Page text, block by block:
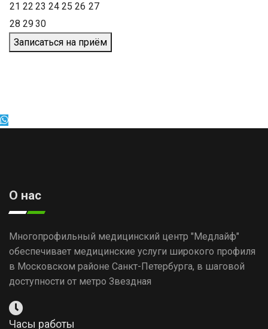
21 22 23 24 25 26 27
28 2930
Записаться на приём
О нас
Многопрофильный медицинский центр "Медлайф"
обеспечивает медицинские услуги широкого профиля
в Московском районе Санкт-Петербурга, в шаговой
доступности от метро Звездная
Часы работы